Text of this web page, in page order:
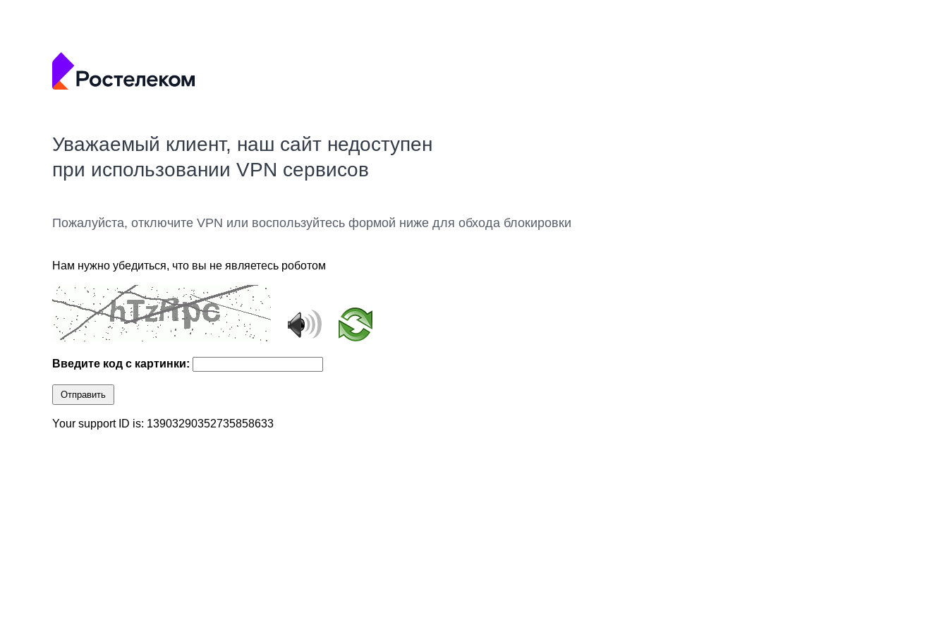
Уважаемый клиент, наш сайт недоступен
при использовании VPN сервисов
Пожалуйста, отключите VPN или воспользуйтесь формой ниже для обхода блокировки
Нам нужно убедиться, что вы не являетесь роботом
Введите код с картинки:
Отправить
Your support ID is: 13903290352735858633